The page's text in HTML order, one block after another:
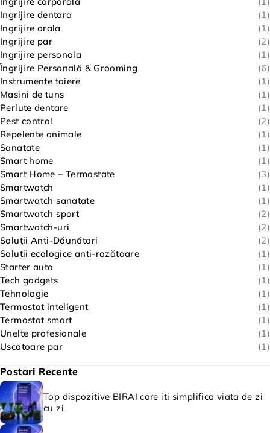
Ingrijire dentara
(1)
Ingrijire orala
(1)
Ingrijire par
(2)
Ingrijire personala
(1)
Îngrijire Personală & Grooming
(6)
Instrumente taiere
(1)
Masini de tuns
(1)
Periute dentare
(1)
Pest control
(2)
Repelente animale
(1)
Sanatate
(1)
Smart home
(1)
Smart Home – Termostate
(3)
Smartwatch
(1)
Smartwatch sanatate
(1)
Smartwatch sport
(2)
Smartwatch-uri
(2)
Soluții Anti-Dăunători
(2)
Soluții ecologice anti-rozătoare
(1)
Starter auto
(1)
Tech gadgets
(1)
Tehnologie
(1)
Termostat inteligent
(1)
Termostat smart
(1)
Unelte profesionale
(1)
Uscatoare par
(1)
Postari Recente
Top dispozitive BIRAI care iti simplifica viata de zi
cu zi